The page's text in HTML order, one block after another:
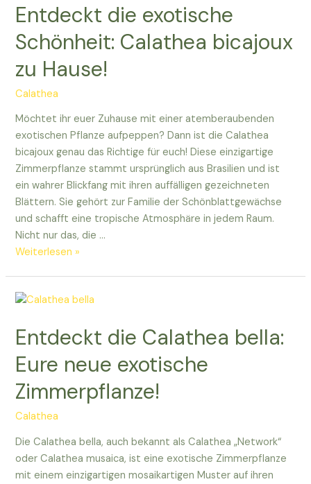
Zimmerpflanze!
Entdeckt die exotische
Schönheit: Calathea bicajoux
zu Hause!
Calathea
Möchtet ihr euer Zuhause mit einer atemberaubenden
exotischen Pflanze aufpeppen? Dann ist die Calathea
bicajoux genau das Richtige für euch! Diese einzigartige
Zimmerpflanze stammt ursprünglich aus Brasilien und ist
ein wahrer Blickfang mit ihren auffälligen gezeichneten
Blättern. Sie gehört zur Familie der Schönblattgewächse
und schafft eine tropische Atmosphäre in jedem Raum.
Nicht nur das, die …
Entdeckt
Schönheit:
bicajoux
Hause!
Weiterlesen »
Entdeckt die Calathea bella:
Eure neue exotische
Zimmerpflanze!
Calathea
Die Calathea bella, auch bekannt als Calathea „Network“
oder Calathea musaica, ist eine exotische Zimmerpflanze
mit einem einzigartigen mosaikartigen Muster auf ihren